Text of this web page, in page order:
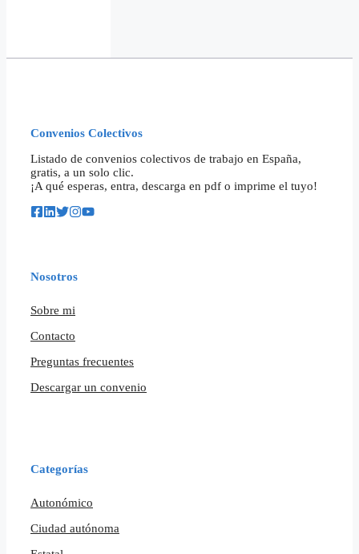
Convenios Colectivos
Listado de convenios colectivos de trabajo en España,
gratis, a un solo clic.
¡A qué esperas, entra, descarga en pdf o imprime el tuyo!
Nosotros
Sobre mi
Contacto
Preguntas frecuentes
Descargar un convenio
Categorías
Autonómico
Ciudad autónoma